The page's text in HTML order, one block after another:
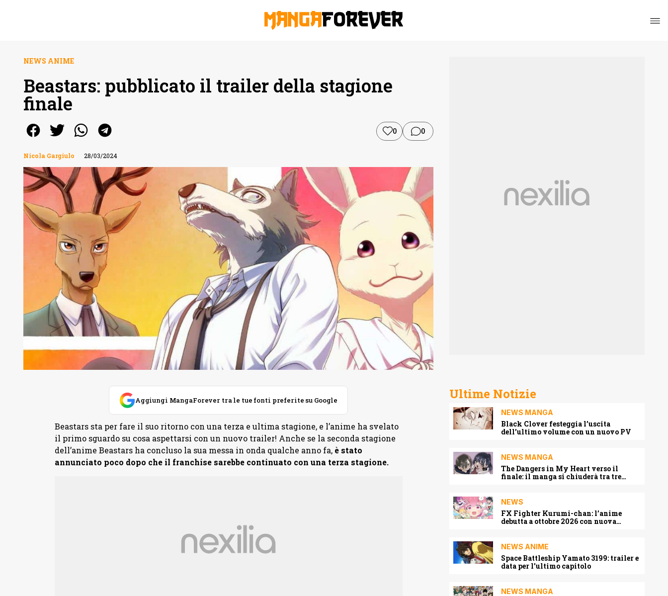
NEWS ANIME
Beastars: pubblicato il trailer della stagione
finale
0 0
Nicola Gargiulo 28/03/2024
Aggiungi MangaForever tra le tue fonti preferite su Google
Beastars sta per fare il suo ritorno con una terza e ultima stagione, e l’anime ha svelato
il primo sguardo su cosa aspettarsi con un nuovo trailer! Anche se la seconda stagione
dell’anime Beastars ha concluso la sua messa in onda qualche anno fa, è stato
annunciato poco dopo che il franchise sarebbe continuato con una terza stagione.
Ultime Notizie
NEWS MANGA
Black Clover festeggia l’uscita
dell’ultimo volume con un nuovo PV
NEWS MANGA
The Dangers in My Heart verso il
finale: il manga si chiuderà tra tre
NEWS
FX Fighter Kurumi-chan: l’anime
debutta a ottobre 2026 con nuova
NEWS ANIME
Space Battleship Yamato 3199: trailer e
data per l’ultimo capitolo
NEWS MANGA